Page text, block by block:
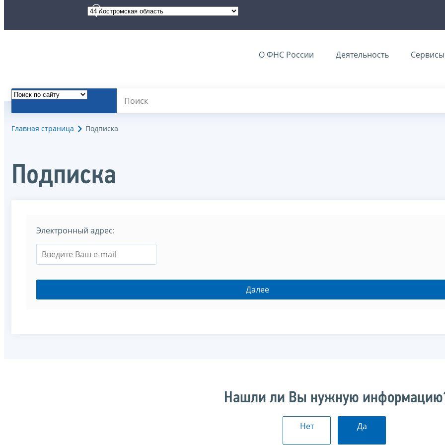
О ФНС России Деятельность Сервисы
Главная страница Подписка
Подписка
Электронный адрес:
Нашли ли Вы нужную
Нет Да